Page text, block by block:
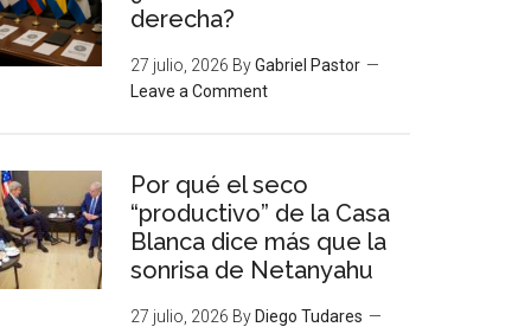
derecha?
27 julio, 2026 ByGabriel Pastor
Leave a Comment
Por qué el seco
“productivo” de la Casa
Blanca dice más que la
sonrisa de Netanyahu
27 julio, 2026 By Diego Tudares